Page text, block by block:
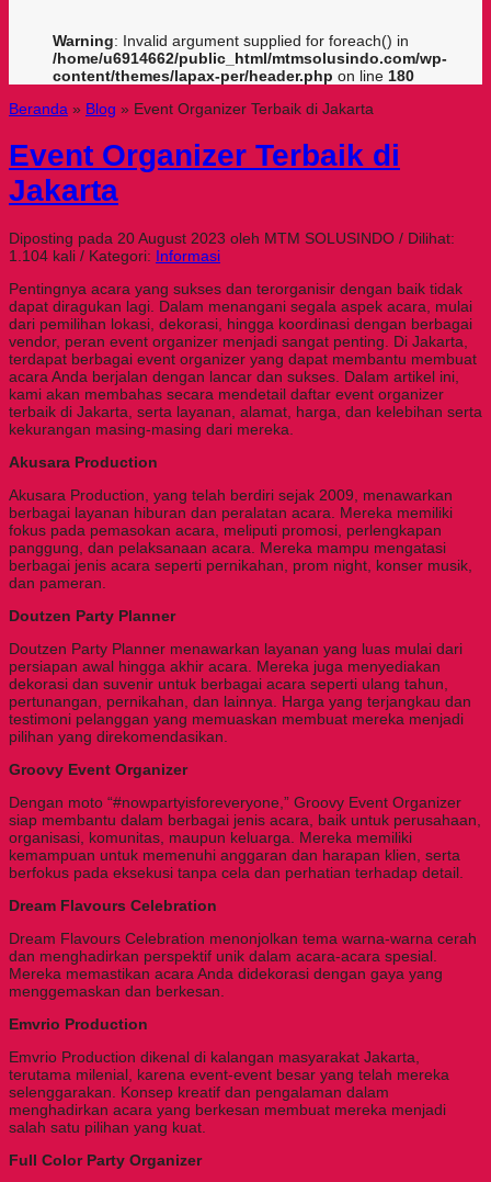
Warning: Invalid argument supplied for foreach() in
/home/u6914662/public_html/mtmsolusindo.com/wp-
content/themes/lapax-per/header.php on line 180
Beranda » Blog » Event Organizer Terbaik di Jakarta
Event Organizer Terbaik di
Jakarta
Diposting pada 20 August 2023 oleh MTM SOLUSINDO / Dilihat:
1.104 kali / Kategori: Informasi
Pentingnya acara yang sukses dan terorganisir dengan baik tidak
dapat diragukan lagi. Dalam menangani segala aspek acara, mulai
dari pemilihan lokasi, dekorasi, hingga koordinasi dengan berbagai
vendor, peran event organizer menjadi sangat penting. Di Jakarta,
terdapat berbagai event organizer yang dapat membantu membuat
acara Anda berjalan dengan lancar dan sukses. Dalam artikel ini,
kami akan membahas secara mendetail daftar event organizer
terbaik di Jakarta, serta layanan, alamat, harga, dan kelebihan serta
kekurangan masing-masing dari mereka.
Akusara Production
Akusara Production, yang telah berdiri sejak 2009, menawarkan
berbagai layanan hiburan dan peralatan acara. Mereka memiliki
fokus pada pemasokan acara, meliputi promosi, perlengkapan
panggung, dan pelaksanaan acara. Mereka mampu mengatasi
berbagai jenis acara seperti pernikahan, prom night, konser musik,
dan pameran.
Doutzen Party Planner
Doutzen Party Planner menawarkan layanan yang luas mulai dari
persiapan awal hingga akhir acara. Mereka juga menyediakan
dekorasi dan suvenir untuk berbagai acara seperti ulang tahun,
pertunangan, pernikahan, dan lainnya. Harga yang terjangkau dan
testimoni pelanggan yang memuaskan membuat mereka menjadi
pilihan yang direkomendasikan.
Groovy Event Organizer
Dengan moto “#nowpartyisforeveryone,” Groovy Event Organizer
siap membantu dalam berbagai jenis acara, baik untuk perusahaan,
organisasi, komunitas, maupun keluarga. Mereka memiliki
kemampuan untuk memenuhi anggaran dan harapan klien, serta
berfokus pada eksekusi tanpa cela dan perhatian terhadap detail.
Dream Flavours Celebration
Dream Flavours Celebration menonjolkan tema warna-warna cerah
dan menghadirkan perspektif unik dalam acara-acara spesial.
Mereka memastikan acara Anda didekorasi dengan gaya yang
menggemaskan dan berkesan.
Emvrio Production
Emvrio Production dikenal di kalangan masyarakat Jakarta,
terutama milenial, karena event-event besar yang telah mereka
selenggarakan. Konsep kreatif dan pengalaman dalam
menghadirkan acara yang berkesan membuat mereka menjadi
salah satu pilihan yang kuat.
Full Color Party Organizer